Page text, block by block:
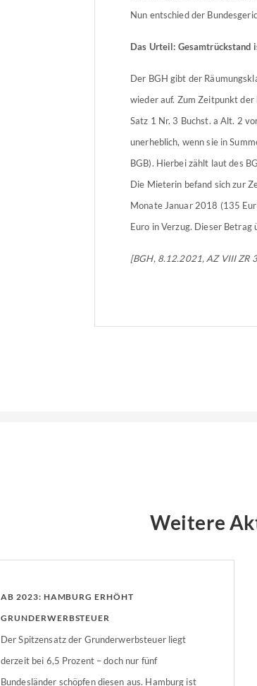
Nun entschied der
Das Urteil: Gesamtrückstand
Der BGH gibt der
wieder auf. Zum Zeitpunkt
Satz 1 Nr. 3 Buchst. a Alt. 2
unerheblich, wenn sie in
BGB). Hierbei zählt laut des
Die Mieterin befand sich zur
Monate Januar 2018 (135
Euro in Verzug. Dieser
[BGH, 8.12.2021, AZ VIII ZR
Weitere
AB 2023: HAMBURG ERHÖHT
GRUNDERWERBSTEUER
Der Spitzensatz der Grunderwerbsteuer liegt
derzeit bei 6,5 Prozent – doch nur fünf
Bundesländer schöpfen diesen aus. Hamburg ist